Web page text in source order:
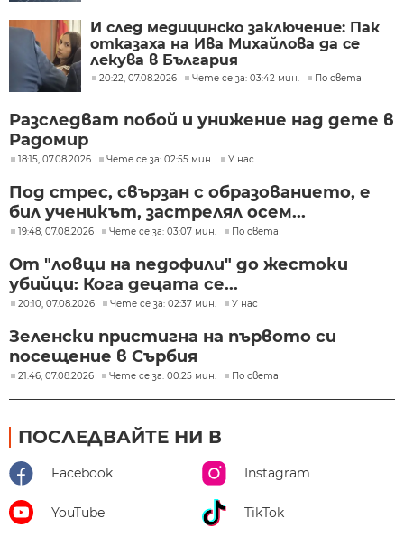
И след медицинско заключение: Пак
отказаха на Ива Михайлова да се
лекува в България
20:22, 07.08.2026 Чете се за: 03:42 мин. По света
Разследват побой и унижение над дете в
Радомир
18:15, 07.08.2026 Чете се за: 02:55 мин. У нас
Под стрес, свързан с образованието, е
бил ученикът, застрелял осем...
19:48, 07.08.2026 Чете се за: 03:07 мин. По света
От "ловци на педофили" до жестоки
убийци: Кога децата се...
20:10, 07.08.2026 Чете се за: 02:37 мин. У нас
Зеленски пристигна на първото си
посещение в Сърбия
21:46, 07.08.2026 Чете се за: 00:25 мин. По света
ПОСЛЕДВАЙТЕ НИ В
Facebook Instagram
YouTube TikTok